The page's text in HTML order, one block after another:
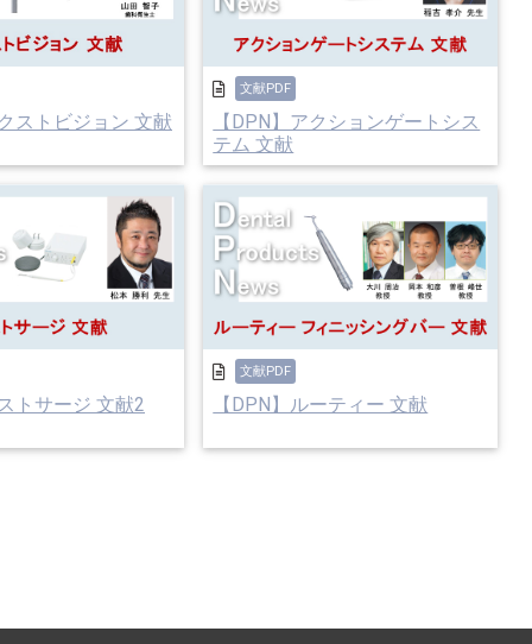
ストビジョン 文献
文献PDF
【DPN】アクションゲートシス
テム 文献
トサージ 文献2
文献PDF
【DPN】ルーティー 文献